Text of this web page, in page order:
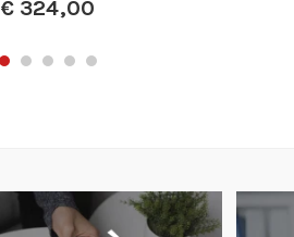
€324,00